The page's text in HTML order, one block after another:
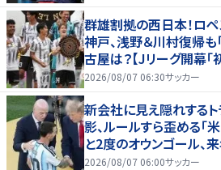
群雄割拠の西日本！ロ
神戸、浅野＆川村復帰も
古屋は？【Jリーグ開幕｢
(2)
2026/08/07 06:30サッカー
新会社に見え隠れするト
影、ルールすら歪める｢
と2度のオウンゴール、
2026/08/07 06:00サッカー